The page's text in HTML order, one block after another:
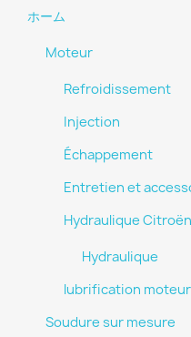
ホーム
Moteur
Refroidissement
Injection
Échappement
Entretien et
Hydraulique Citroën
Hydraulique
lubrification moteur
Soudure sur mesure